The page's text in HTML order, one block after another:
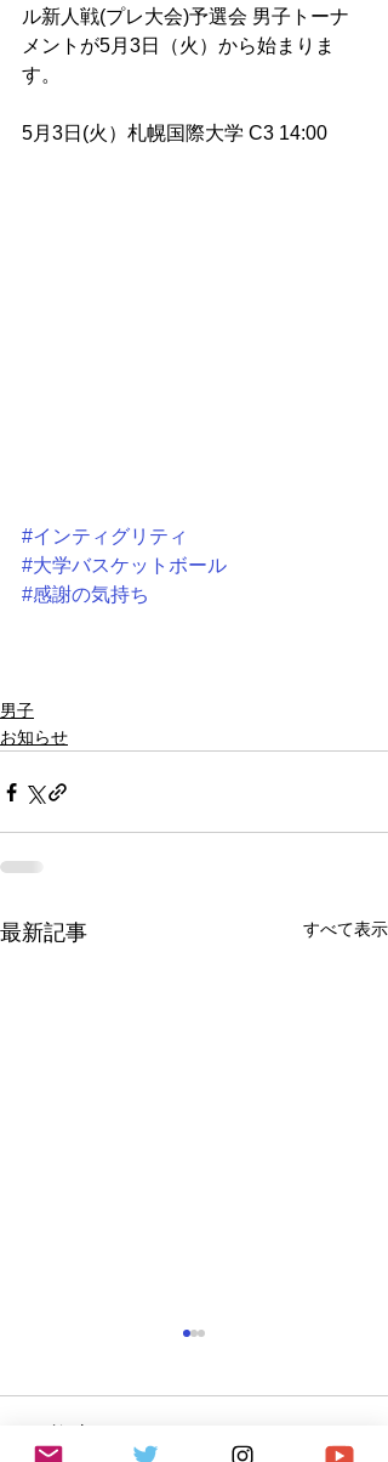
ル新人戦(プレ大会)予選会 男子トーナ
メントが5月3日（火）から始まりま
す。
5月3日(火）札幌国際大学 C3 14:00
#インティグリティ
#大学バスケットボール
#感謝の気持ち
男子
お知らせ
最新記事 すべて表示
コメント